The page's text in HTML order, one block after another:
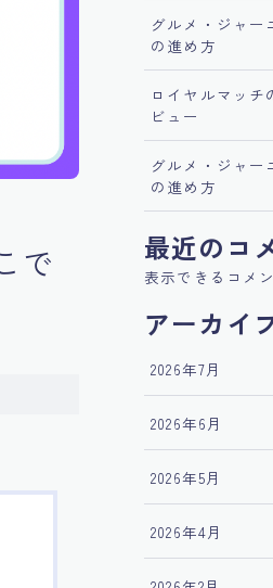
で
グルメ・ジャー
の進め方
ロイヤルマッチ
ビュー
グルメ・ジャー
の進め方
最近のコ
表示できるコメ
アーカイ
2026年7月
2026年6月
2026年5月
2026年4月